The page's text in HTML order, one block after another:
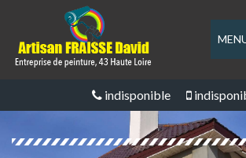
indisponible